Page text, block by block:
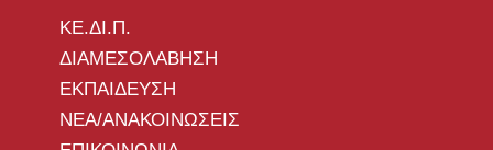
ΚΕ.ΔΙ.Π.
ΔΙΑΜΕΣΟΛΑΒΗΣΗ
ΕΚΠΑΙΔΕΥΣΗ
ΝΕΑ/ΑΝΑΚΟΙΝΩΣΕΙΣ